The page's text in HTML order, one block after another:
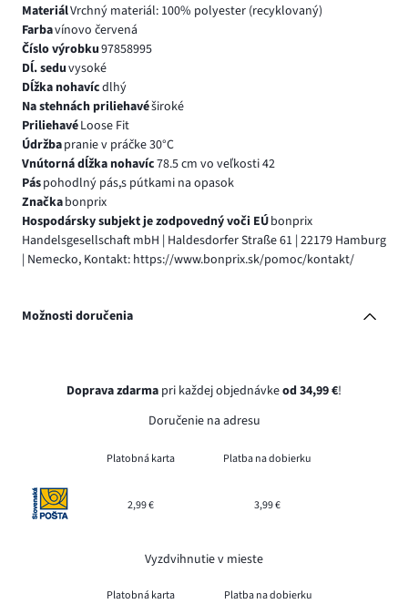
MateriálVrchný materiál: 100% polyester (recyklovaný)
Farbavínovo červená
Číslo výrobku97858995
Dĺ. seduvysoké
Dĺžka nohavícdlhý
Na stehnách priliehavéširoké
PriliehavéLoose Fit
Údržbapranie v práčke 30°C
Vnútorná dĺžka nohavíc78.5 cm vo veľkosti 42
Páspohodlný pás,s pútkami na opasok
Značkabonprix
Hospodársky subjekt je zodpovedný voči EÚbonprix
Handelsgesellschaft mbH | Haldesdorfer Straße 61 | 22179 Hamburg
| Nemecko, Kontakt: https://www.bonprix.sk/pomoc/kontakt/
Možnosti doručenia
Doprava zdarma pri každej objednávkeod 34,99 €!
Doručenie na adresu
Platobná karta Platba na dobierku
2,99 € 3,99 €
Vyzdvihnutie v mieste
Platobná karta Platba na dobierku